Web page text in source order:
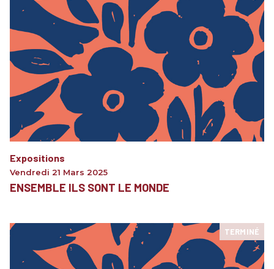
Expositions
Vendredi 21 Mars 2025
ENSEMBLE ILS SONT LE MONDE
TERMINÉ